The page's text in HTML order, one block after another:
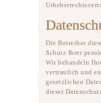
Die Betreiber
Schutz Ihrer
Wir behandeln
vertraulich und
gesetzlichen
dieser